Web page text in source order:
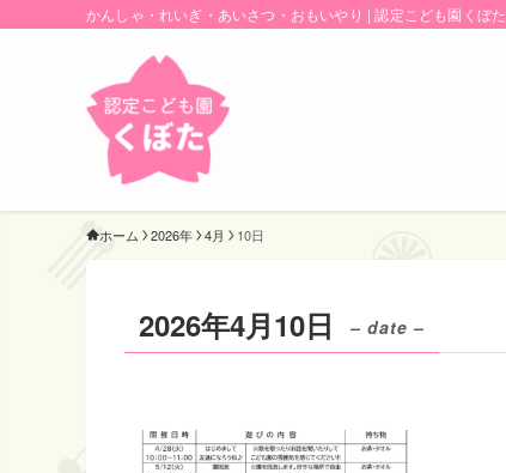
かんしゃ・れいぎ・あいさつ・おもいやり | 認定こども園くぼた
ホーム 2026年 4月 10日
2026年4月10日 – date –